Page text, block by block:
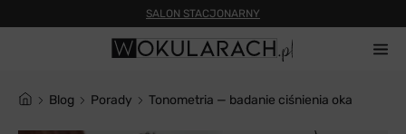
SALON STACJONARNY
blog Porady Tonometria — badanie ciśnienia oka